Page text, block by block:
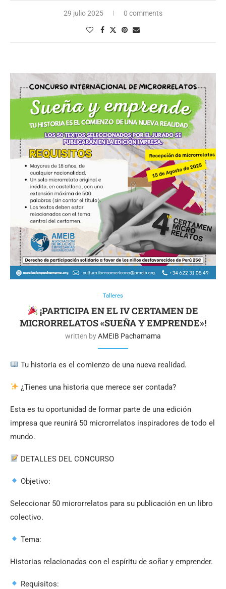
29 julio 2025 0 comments
Talleres
¡PARTICIPA EN EL IV CERTAMEN DE
MICRORRELATOS «SUEÑA Y EMPRENDE»!
written byAMEIB Pachamama
Tu historia es el comienzo de una nueva realidad.
¿Tienes una historia que merece ser contada?
Esta es tu oportunidad de formar parte de una edición
impresa que reunirá 50 microrrelatos inspiradores de todo el
mundo.
DETALLES DEL CONCURSO
Objetivo:
Seleccionar 50 microrrelatos para su publicación en un libro
colectivo.
Tema:
Historias relacionadas con el espíritu de soñar y emprender.
Requisitos: